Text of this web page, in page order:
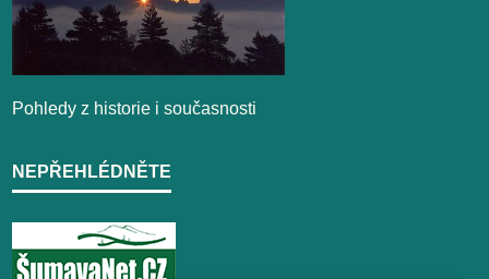
Pohledy z historie i současnosti
NEPŘEHLÉDNĚTE